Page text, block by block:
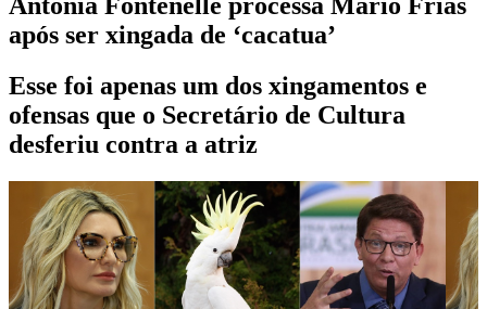
Antônia Fontenelle processa Mário Frias
após ser xingada de ‘cacatua’
Esse foi apenas um dos xingamentos e
ofensas que o Secretário de Cultura
desferiu contra a atriz